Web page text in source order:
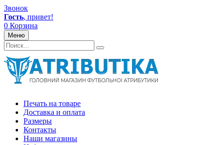
Звонок
Гость, привет!
0 Корзина
Меню
Печать на товаре
Доставка и оплата
Размеры
Контакты
Наши магазины